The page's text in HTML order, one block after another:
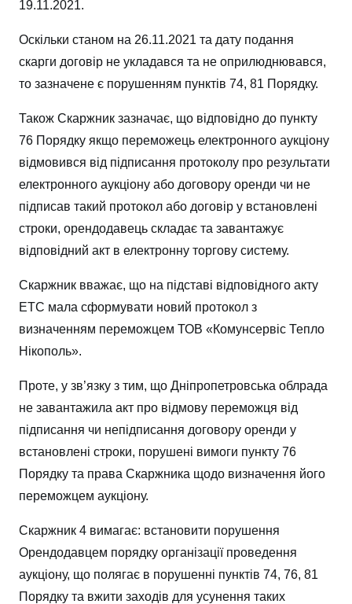
19.11.2021.
Оскільки станом на 26.11.2021 та дату подання
скарги договір не укладався та не оприлюднювався,
то зазначене є порушенням пунктів 74, 81 Порядку.
Також Скаржник зазначає, що відповідно до пункту
76 Порядку якщо переможець електронного аукціону
відмовився від підписання протоколу про результати
електронного аукціону або договору оренди чи не
підписав такий протокол або договір у встановлені
строки, орендодавець складає та завантажує
відповідний акт в електронну торгову систему.
Скаржник вважає, що на підставі відповідного акту
ЕТС мала сформувати новий протокол з
визначенням переможцем ТОВ «Комунсервіс Тепло
Нікополь».
Проте, у зв’язку з тим, що Дніпропетровська облрада
не завантажила акт про відмову переможця від
підписання чи непідписання договору оренди у
встановлені строки, порушені вимоги пункту 76
Порядку та права Скаржника щодо визначення його
переможцем аукціону.
Скаржник 4 вимагає: встановити порушення
Орендодавцем порядку організації проведення
аукціону, що полягає в порушенні пунктів 74, 76, 81
Порядку та вжити заходів для усунення таких